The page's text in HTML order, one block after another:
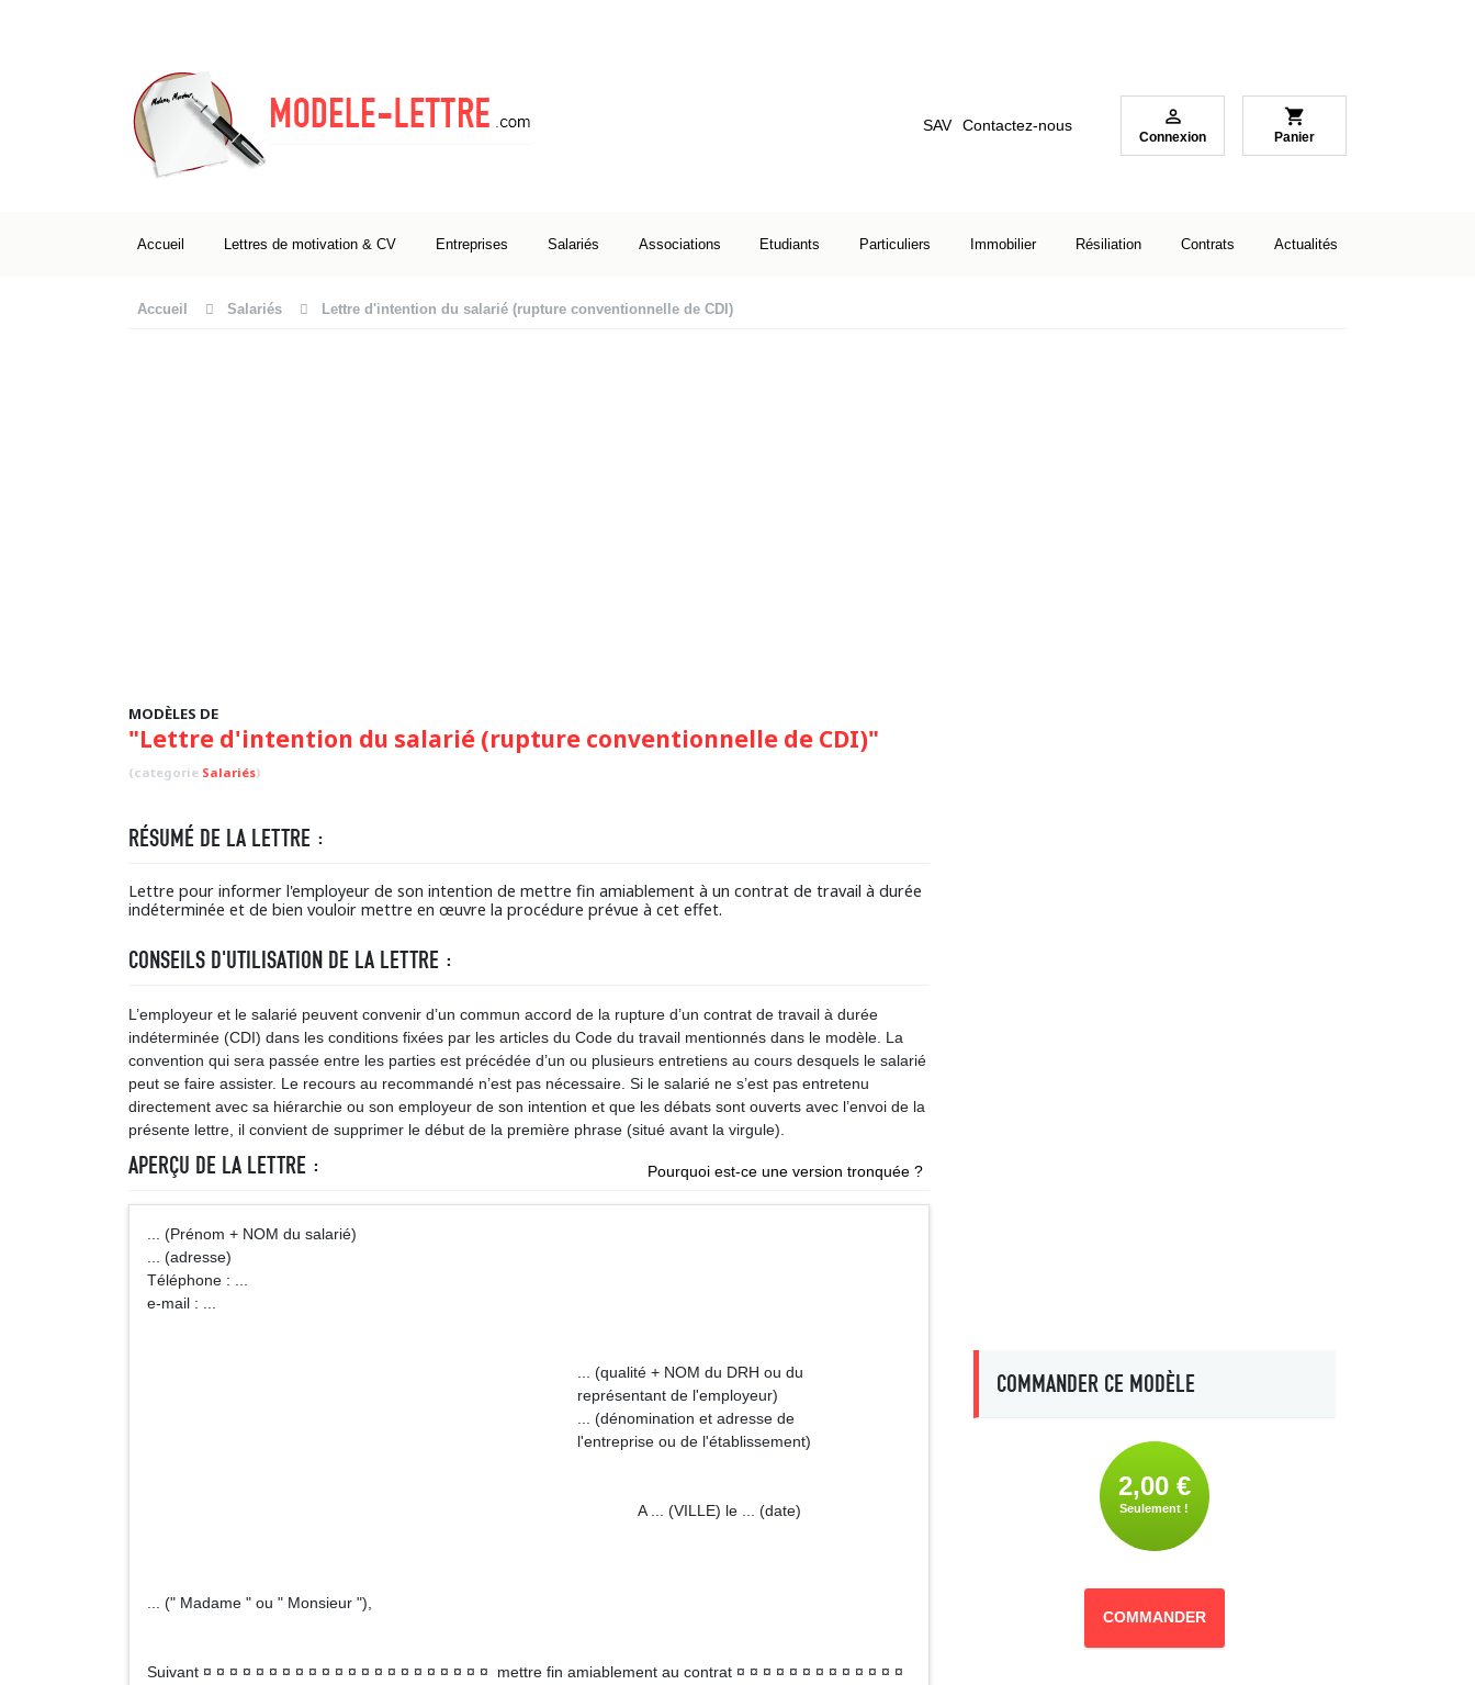
SAV Contactez-nous 
Connexion
shopping_cart
Panier
Accueil Lettres de motivation & CV Entreprises Salariés Associations Etudiants Particuliers Immobilier Résiliation Contrats Actualités
Accueil Salariés Lettre d'intention du salarié (rupture conventionnelle de CDI)
MODÈLES DE
"Lettre d'intention du salarié (rupture conventionnelle de CDI)"
(categorie Salariés)
RÉSUMÉ DE LA LETTRE :
Lettre pour informer l'employeur de son intention de mettre fin amiablement à un contrat de travail à durée
indéterminée et de bien vouloir mettre en œuvre la procédure prévue à cet effet.
CONSEILS D'UTILISATION DE LA LETTRE :
L’employeur et le salarié peuvent convenir d’un commun accord de la rupture d’un contrat de travail à durée
indéterminée (CDI) dans les conditions fixées par les articles du Code du travail mentionnés dans le modèle. La
convention qui sera passée entre les parties est précédée d’un ou plusieurs entretiens au cours desquels le salarié
peut se faire assister. Le recours au recommandé n’est pas nécessaire. Si le salarié ne s’est pas entretenu
directement avec sa hiérarchie ou son employeur de son intention et que les débats sont ouverts avec l’envoi de la
présente lettre, il convient de supprimer le début de la première phrase (situé avant la virgule).
APERÇU DE LA LETTRE : Pourquoi est-ce une version tronquée ?
... (Prénom + NOM du salarié)
... (adresse)
Téléphone : ...
e-mail : ...
... (qualité + NOM du DRH ou du
représentant de l'employeur)
... (dénomination et adresse de
l'entreprise ou de l'établissement)
A ... (VILLE) le ... (date)
... (" Madame " ou " Monsieur "),
Suivant ¤ ¤ ¤ ¤ ¤ ¤ ¤ ¤ ¤ ¤ ¤ ¤ ¤ ¤ ¤ ¤ ¤ ¤ ¤ ¤ ¤ ¤ mettre fin amiablement au contrat ¤ ¤ ¤ ¤ ¤ ¤ ¤ ¤ ¤ ¤ ¤ ¤ ¤
COMMANDER CE MODÈLE
2,00 €
Seulement !
COMMANDER